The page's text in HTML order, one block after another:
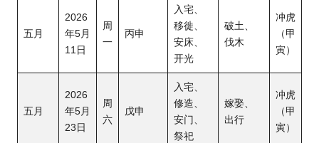
五月
2026
年5月
11日
周
一
丙申
入宅、
移徙、
安床、
开光
破土、
伐木
冲虎
（甲
寅）
五月
2026
年5月
23日
周
六
戊申
入宅、
修造、
安门、
祭祀
嫁娶、
出行
冲虎
（甲
寅）